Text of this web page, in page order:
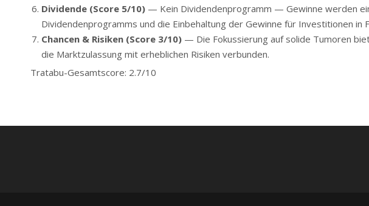
Dividende (Score 5/10)— Kein Dividendenprogramm — Gewinne werden
Dividendenprogramms und die Einbehaltung der Gewinne für Investitionen in
Chancen & Risiken (Score 3/10)— Die Fokussierung auf solide Tumoren
die Marktzulassung mit erheblichen Risiken verbunden.
Tratabu-Gesamtscore: 2.7/10